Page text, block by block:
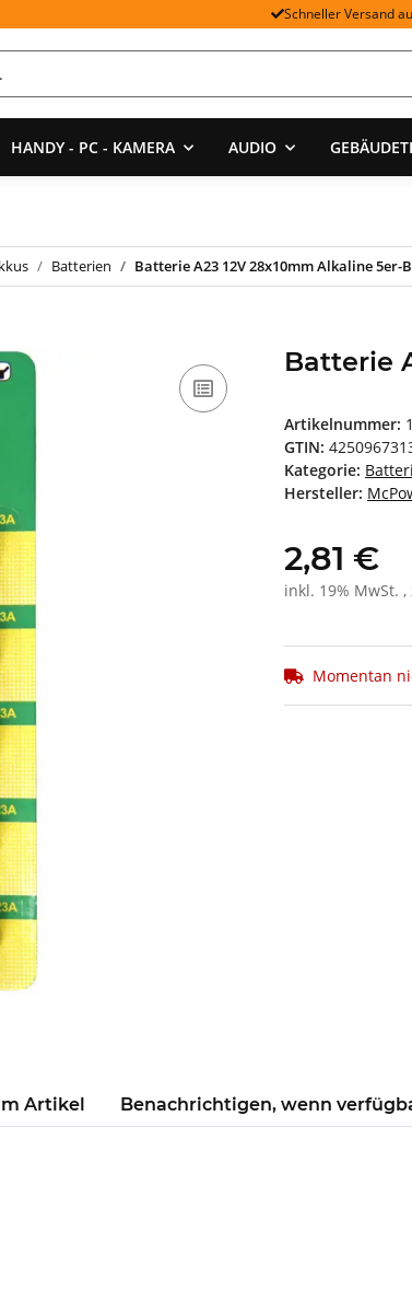
Schneller Versand
HANDY - PC - KAMERA AUDIO
Batterien Batterie A23 12V 28x10mm Alkaline 5er-
Batterie
Artikelnummer:
GTIN:
Kategorie:
Hersteller:
2,81 €
inkl. 19% MwSt. ,
Momentan
Artikel Benachrichtigen, wenn